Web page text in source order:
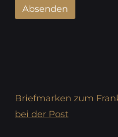
Absenden
Briefmarken zum
bei der Post